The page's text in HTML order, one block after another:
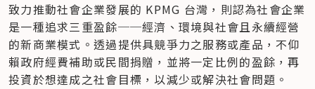
致力推動社會企業發展的 KPMG 台灣，則認為社會企業
是一種追求三重盈餘──經濟、環境與社會且永續經營
的新商業模式。透過提供具競爭力之服務或產品，不仰
賴政府經費補助或民間捐贈，並將一定比例的盈餘，再
投資於想達成之社會目標，以減少或解決社會問題。